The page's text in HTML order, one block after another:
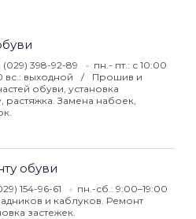
(029) 398-92-89
пн.- пт.: с 10:00
вс.: выходной
Прошив и
обуви, установка
Замена набоек,
обуви
154-96-61
пн.-сб.: 9:00–19:00
и каблуков. Ремонт
застежек.